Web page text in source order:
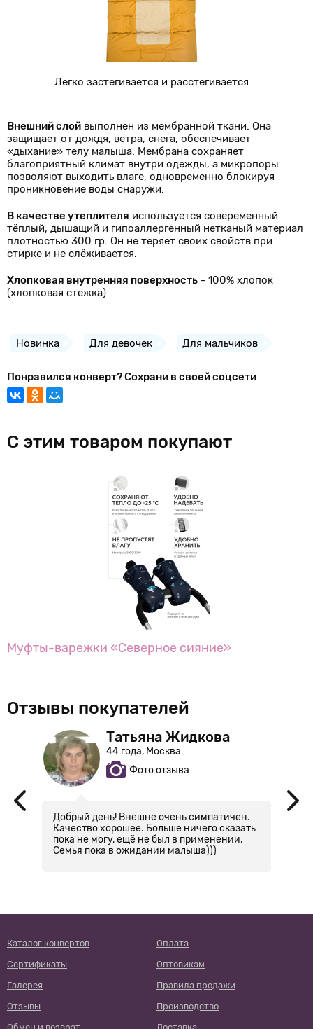
Легко застегивается и расстегивается
Внешний слой выполнен из мембранной ткани. Она
защищает от дождя, ветра, снега, обеспечивает
«дыхание» телу малыша. Мембрана сохраняет
благоприятный климат внутри одежды, а микропоры
позволяют выходить влаге, одновременно блокируя
проникновение воды снаружи.
В качестве утеплителя используется совеременный
тёплый, дышащий и гипоаллергенный нетканый материал
плотностью 300 гр. Он не теряет своих свойств при
стирке и не слёживается.
Хлопковая внутренняя поверхность - 100% хлопок
(хлопковая стежка)
Новинка Для девочек Для мальчиков
Понравился конверт? Сохрани в своей соцсети
С этим товаром покупают
Муфты-варежки «Северное сияние»
Отзывы покупателей
Татьяна Жидкова
44 года, Москва
Фото отзыва
Добрый день! Внешне очень симпатичен.
Качество хорошее. Больше ничего сказать
пока не могу, ещё не был в применении.
Семья пока в ожидании малыша)))
Каталог конвертов
Оплата
Сертификаты
Оптовикам
Галерея
Правила продажи
Отзывы
Производство